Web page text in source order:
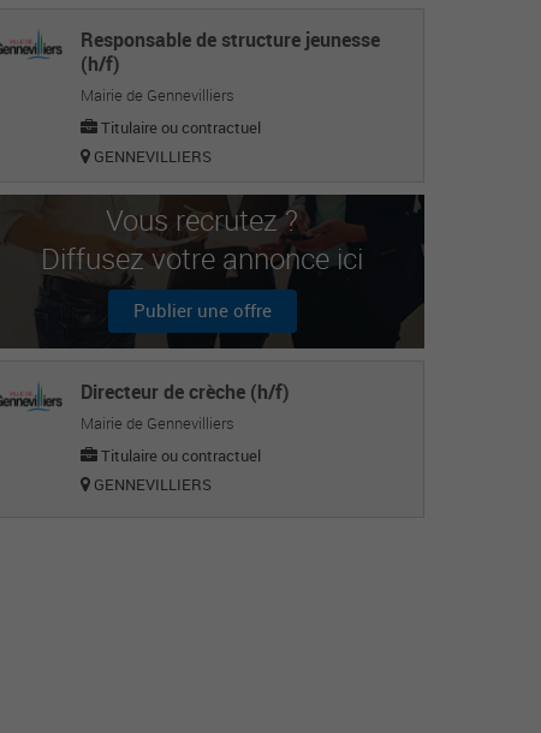
Responsable de structure jeunesse
(h/f)
Mairie de Gennevilliers
Titulaire ou contractuel
GENNEVILLIERS
Vous recrutez ?
Diffusez votre annonce ici
Publier une offre
Directeur de crèche (h/f)
Mairie de Gennevilliers
Titulaire ou contractuel
GENNEVILLIERS